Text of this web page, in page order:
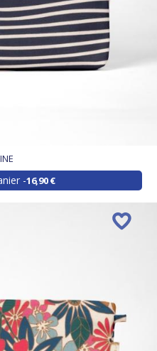
16,90 €